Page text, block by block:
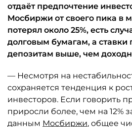
отдаёт предпочтение
Мосбиржи от своего пика в
потерял около 25%, есть
долговым бумагам, а ставки
депозитам выше, чем
— Несмотря на
сохраняется тенденция к
инвесторов. Если говорить
приросли более, чем на 12%
данным Мосбиржи, общее